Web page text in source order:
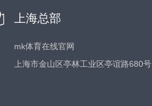
上海总部
mk体育在线官网
上海市金山区亭林工业区亭谊路680号